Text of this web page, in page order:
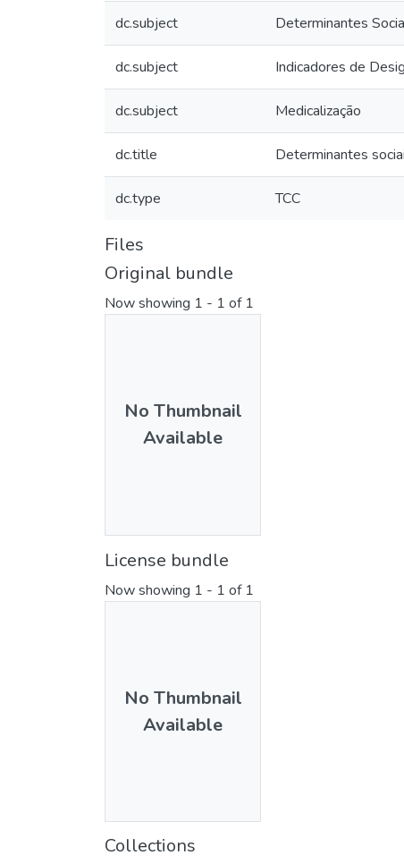
dc.subject Determinantes
dc.subject Indicadores de
dc.subject Medicalização
dc.title Determinantes
dc.type TCC
Files
Original bundle
Now showing 1 - 1 of 1
No Thumbnail
Available
License bundle
Now showing 1 - 1 of 1
No Thumbnail
Available
Collections